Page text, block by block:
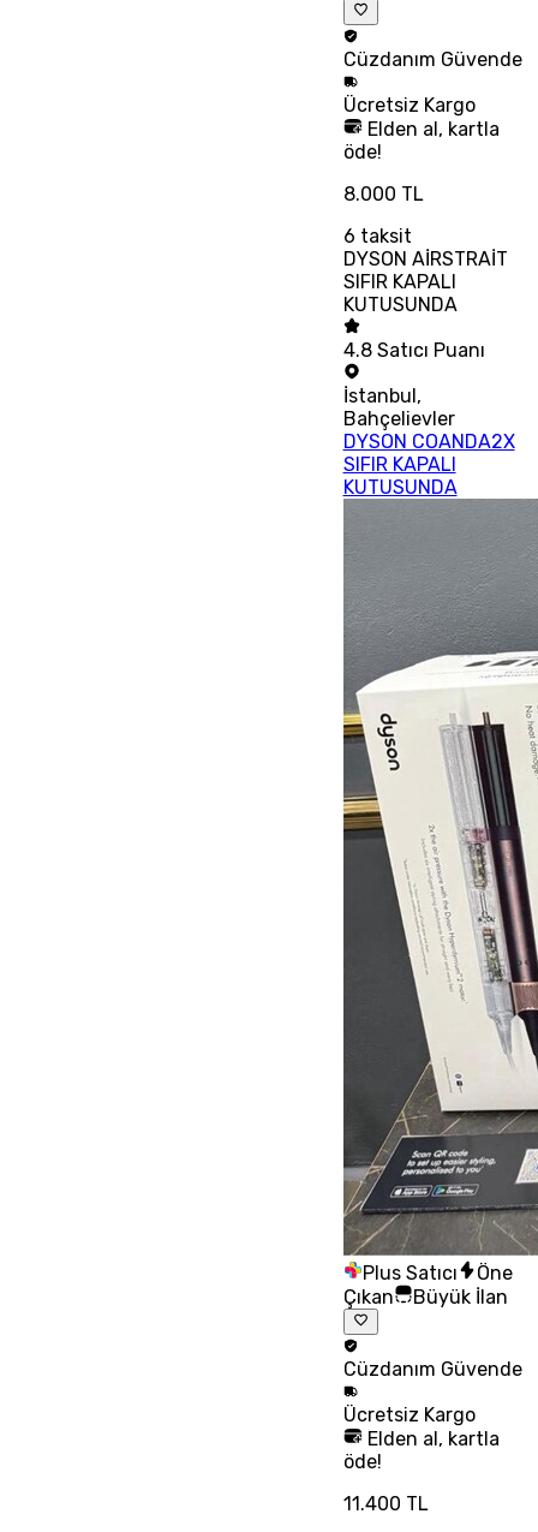
Cüzdanım Güvende
Ücretsiz Kargo
Elden al, kartla
öde!
8.000 TL
6 taksit
DYSON AİRSTRAİT
SIFIR KAPALI
KUTUSUNDA
4.8 Satıcı Puanı
İstanbul,
Bahçelievler
DYSON COANDA2X
SIFIR KAPALI
KUTUSUNDA
Plus Satıcı
Öne
Çıkan
Büyük İlan
Cüzdanım Güvende
Ücretsiz Kargo
Elden al, kartla
öde!
11.400 TL